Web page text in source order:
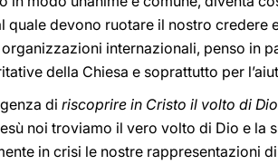
quale devono ruotare il nostro credere
internazionali, penso in
della Chiesa e soprattutto per
di riscoprire in Cristo il volto di
noi troviamo il vero volto di Dio e la
in crisi le nostre rappresentazioni